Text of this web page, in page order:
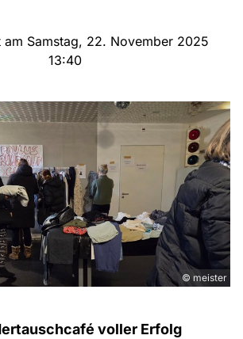
am Samstag, 22. November 2025
13:40
© meister
voller Erfolg